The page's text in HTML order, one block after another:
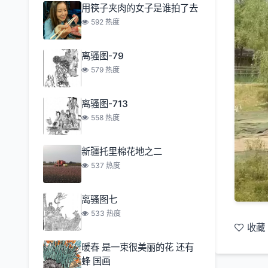
用筷子夹肉的女子是谁拍了去
592 热度
离骚图-79
579 热度
离骚图-713
558 热度
新疆托里棉花地之二
537 热度
离骚图七
533 热度
暖春 是一束很美丽的花 还有
蜂 国画
收藏